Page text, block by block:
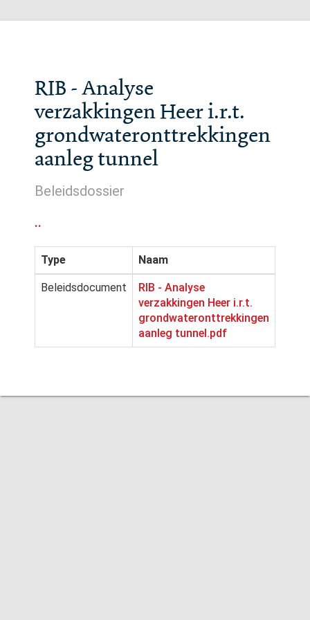
RIB - Analyse
verzakkingen Heer i.r.t.
grondwateronttrekkingen
aanleg tunnel
Beleidsdossier
..
Type Naam
Beleidsdocument
RIB - Analyse
verzakkingen Heer i.r.t.
grondwateronttrekkingen
aanleg tunnel.pdf